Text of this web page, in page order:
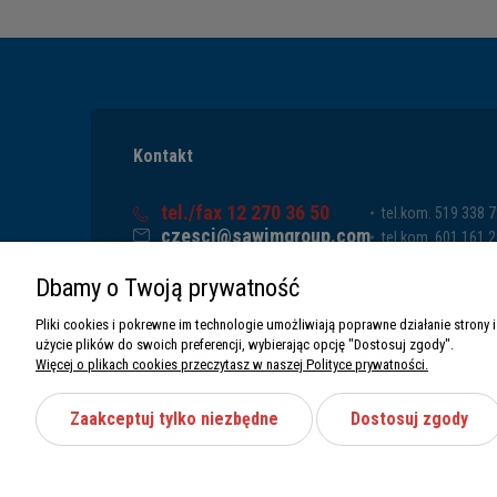
Kontakt
tel./fax 12 270 36 50
czesci@sawimgroup.com
32-080 Zabierzów
NIP: 5130284470
REGON: 5246591010
tel.kom. 519 338
tel.kom. 601 161
Dbamy o Twoją prywatność
Pliki cookies i pokrewne im technologie umożliwiają poprawne działanie
użycie plików do swoich preferencji, wybierając opcję "Dostosuj zgody".
Więcej o plikach cookies przeczytasz w naszej Polityce prywatności.
Zaakceptuj tylko niezbędne Dostosuj zgody